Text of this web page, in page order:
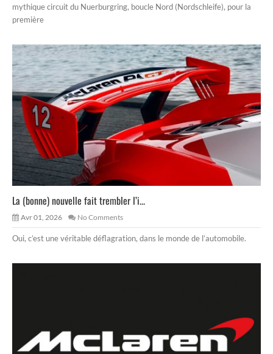
mythique circuit du Nuerburgring, boucle Nord (Nordschleife), pour la
première
La (bonne) nouvelle fait trembler l’i...
Avr 01, 2026 No Comments
Oui, c’est une véritable déflagration, dans le monde de l’automobile.